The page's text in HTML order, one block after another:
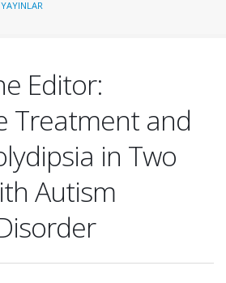
Editor:
Treatment and
in Two
Autism